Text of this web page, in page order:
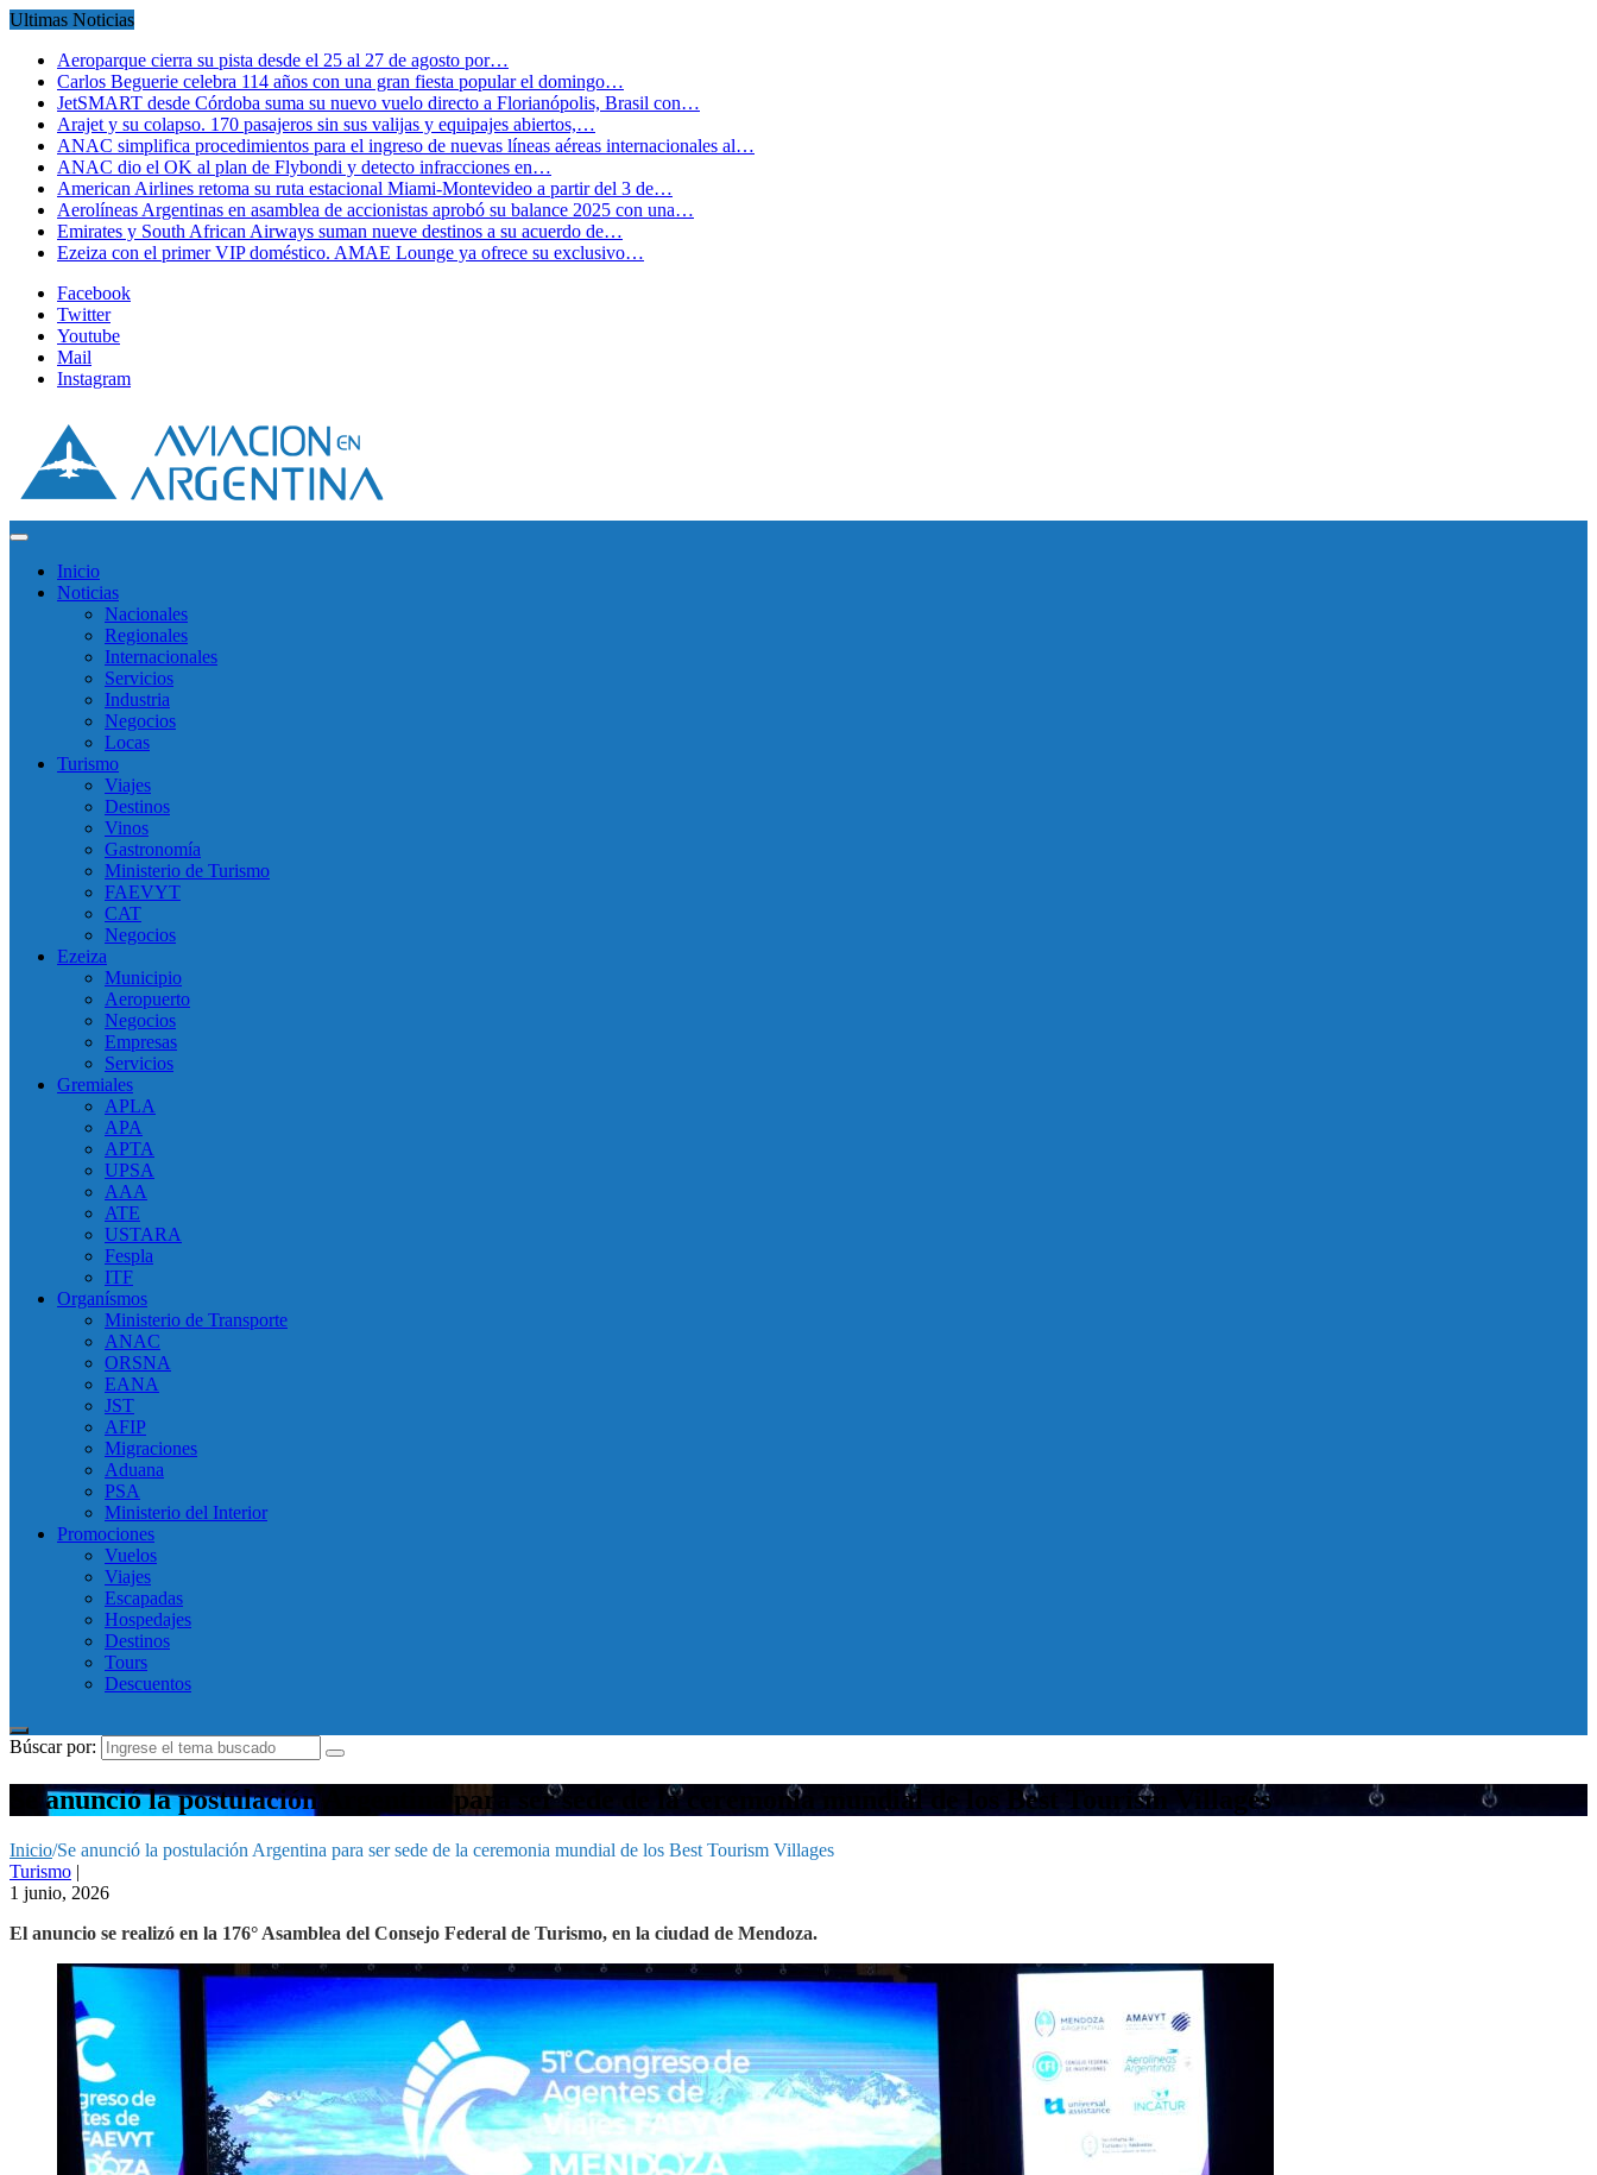
Ultimas Noticias
Aeroparque cierra su pista desde el 25 al 27 de agosto por…
Carlos Beguerie celebra 114 años con una gran fiesta popular el domingo…
JetSMART desde Córdoba suma su nuevo vuelo directo a Florianópolis, Brasil con…
Arajet y su colapso. 170 pasajeros sin sus valijas y equipajes abiertos,…
ANAC simplifica procedimientos para el ingreso de nuevas líneas aéreas internacionales al…
ANAC dio el OK al plan de Flybondi y detecto infracciones en…
American Airlines retoma su ruta estacional Miami-Montevideo a partir del 3 de…
Aerolíneas Argentinas en asamblea de accionistas aprobó su balance 2025 con una…
Emirates y South African Airways suman nueve destinos a su acuerdo de…
Ezeiza con el primer VIP doméstico. AMAE Lounge ya ofrece su exclusivo…
Facebook
Twitter
Youtube
Mail
Instagram
Inicio
Noticias
Nacionales
Regionales
Internacionales
Servicios
Industria
Negocios
Locas
Turismo
Viajes
Destinos
Vinos
Gastronomía
Ministerio de Turismo
FAEVYT
CAT
Negocios
Ezeiza
Municipio
Aeropuerto
Negocios
Empresas
Servicios
Gremiales
APLA
APA
APTA
UPSA
AAA
ATE
USTARA
Fespla
ITF
Organísmos
Ministerio de Transporte
ANAC
ORSNA
EANA
JST
AFIP
Migraciones
Aduana
PSA
Ministerio del Interior
Promociones
Vuelos
Viajes
Escapadas
Hospedajes
Destinos
Tours
Descuentos
Búscar por:
Se anunció la postulación Argentina para ser sede de la ceremonia mundial de los Best Tourism Villages
Inicio/Se anunció la postulación Argentina para ser sede de la ceremonia mundial de los Best Tourism Villages
Turismo |
1 junio, 2026
El anuncio se realizó en la 176° Asamblea del Consejo Federal de Turismo, en la ciudad de Mendoza.